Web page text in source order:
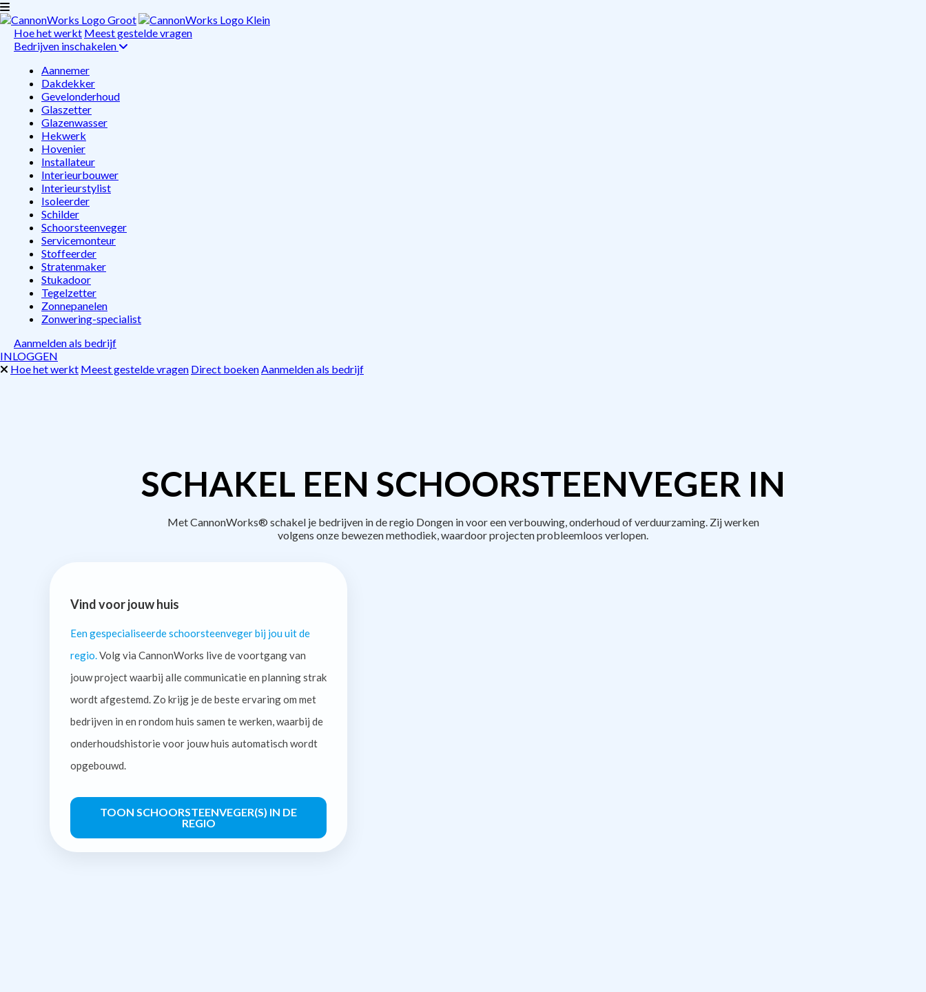
Hoe het werkt Meest gestelde vragen
Bedrijven inschakelen
Aannemer
Dakdekker
Gevelonderhoud
Glaszetter
Glazenwasser
Hekwerk
Hovenier
Installateur
Interieurbouwer
Interieurstylist
Isoleerder
Schilder
Schoorsteenveger
Servicemonteur
Stoffeerder
Stratenmaker
Stukadoor
Tegelzetter
Zonnepanelen
Zonwering-specialist
Aanmelden als bedrijf
INLOGGEN
Hoe het werkt Meest gestelde vragen Direct boekenAanmelden als bedrijf
SCHAKEL EEN SCHOORSTEENVEGER IN
Met CannonWorks® schakel je bedrijven in de regio Dongen in voor een verbouwing, onderhoud of verduurzaming. Zij werken
volgens onze bewezen methodiek, waardoor projecten probleemloos verlopen.
Vind voor jouw huis
Een gespecialiseerde schoorsteenveger bij jou uit de
regio. Volg via CannonWorks live de voortgang van
jouw project waarbij alle communicatie en planning strak
wordt afgestemd. Zo krijg je de beste ervaring om met
bedrijven in en rondom huis samen te werken, waarbij de
onderhoudshistorie voor jouw huis automatisch wordt
opgebouwd.
TOON SCHOORSTEENVEGER(S) IN DE
REGIO